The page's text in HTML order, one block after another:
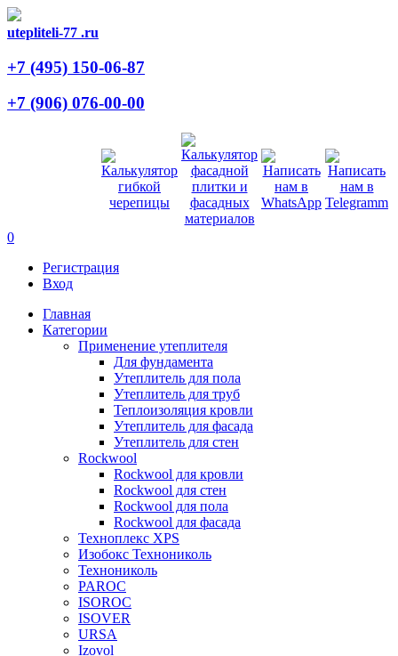
utepliteli-77 .ru
+7 (495) 150-06-87
+7 (906) 076-00-00
0
Регистрация
Вход
Главная
Категории
Применение утеплителя
Для фундамента
Утеплитель для пола
Утеплитель для труб
Теплоизоляция кровли
Утеплитель для фасада
Утеплитель для стен
Rockwool
Rockwool для кровли
Rockwool для стен
Rockwool для пола
Rockwool для фасада
Техноплекс XPS
Изобокс Технониколь
Технониколь
PAROC
ISOROC
ISOVER
URSA
Izovol